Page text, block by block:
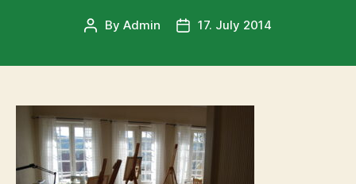
Post
By Admin
Post17. July 2014